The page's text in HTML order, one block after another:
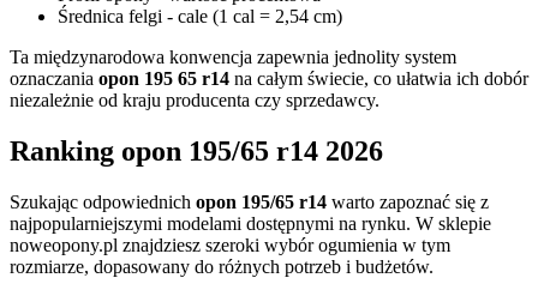
Średnica felgi - cale (1 cal = 2,54 cm)
Ta międzynarodowa konwencja zapewnia jednolity system
oznaczania opon 195 65 r14 na całym świecie, co ułatwia ich dobór
niezależnie od kraju producenta czy sprzedawcy.
Ranking opon 195/65 r14 2026
Szukając odpowiednich opon 195/65 r14 warto zapoznać się z
najpopularniejszymi modelami dostępnymi na rynku. W sklepie
noweopony.pl znajdziesz szeroki wybór ogumienia w tym
rozmiarze, dopasowany do różnych potrzeb i budżetów.